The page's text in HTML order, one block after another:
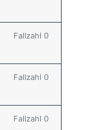
Fallzahl 0
Fallzahl 0
Fallzahl 0